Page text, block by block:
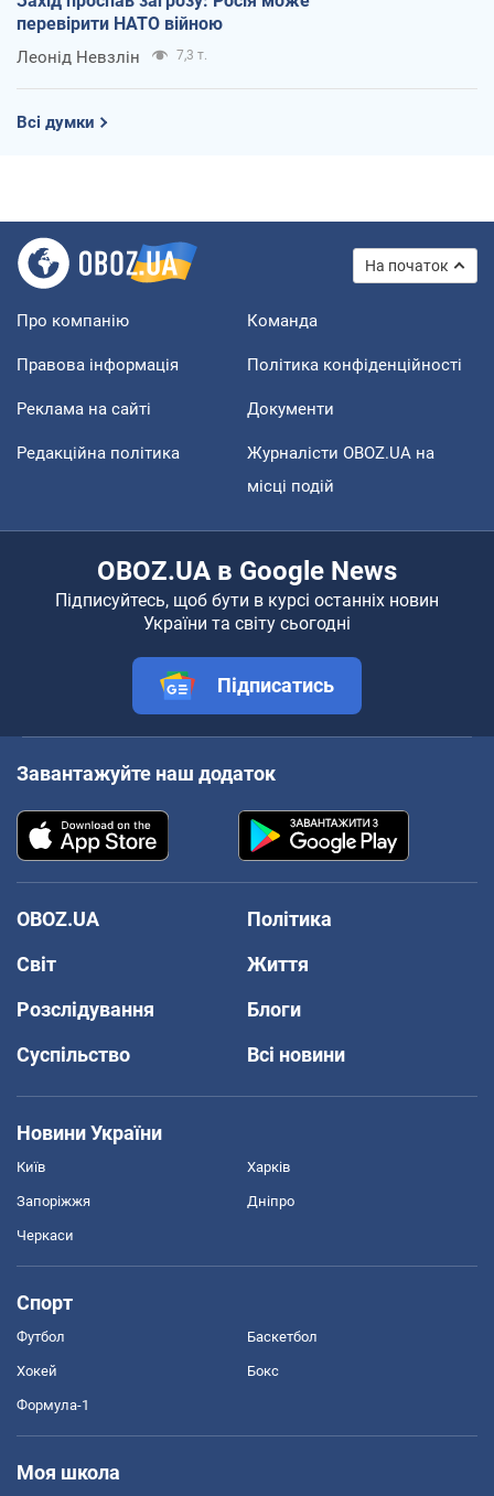
перевірити НАТО війною
Леонід Невзлін 7,3 т.
Всі думки
На початок
Про компанію Команда
Правова інформація Політика конфіденційності
Реклама на сайті Документи
Редакційна політика
Журналісти OBOZ.UA на
місці подій
OBOZ.UA в Google News
Підписуйтесь, щоб бути в курсі останніх новин
України та світу сьогодні
Підписатись
Завантажуйте наш додаток
OBOZ.UA
Політика
Світ
Життя
Розслідування
Блоги
Суспільство
Всі новини
Новини України
Київ Харків
Запоріжжя Дніпро
Черкаси
Спорт
Футбол Баскетбол
Хокей Бокс
Формула-1
Моя школа